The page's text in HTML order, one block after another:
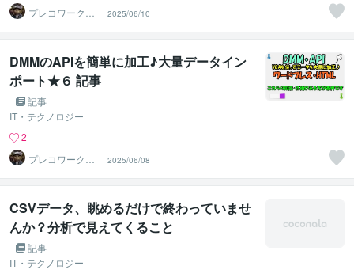
プレコワークス
★pleco works
2025/06/10
DMMのAPIを簡単に加工♪大量データイン
ポート★６ 記事
記事
IT・テクノロジー
2
プレコワークス
★pleco works
2025/06/08
CSVデータ、眺めるだけで終わっていませ
んか？分析で見えてくること
記事
IT・テクノロジー